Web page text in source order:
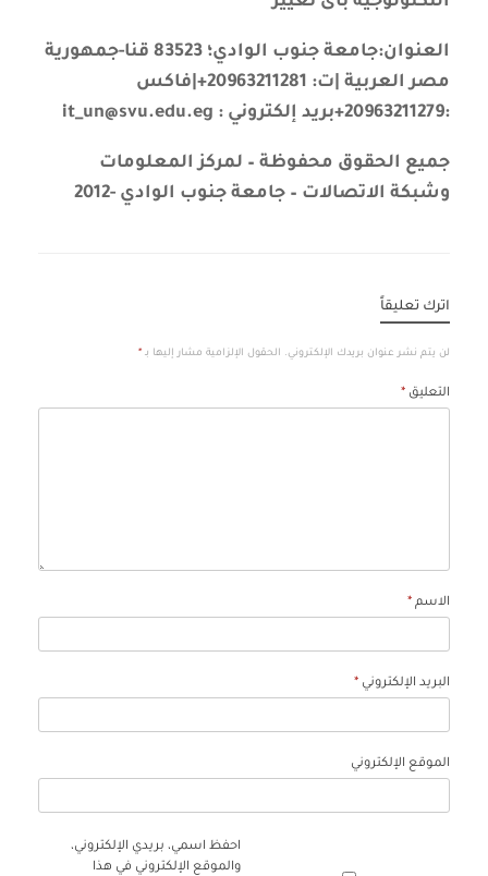
العنوان:جامعة جنوب الوادي؛ 83523 قنا-جمهورية
مصر العربية |ت: 20963211281+|فاكس
:20963211279+بريد إلكتروني : it_un@svu.edu.eg
جميع الحقوق محفوظة – لمركز المعلومات
وشبكة الاتصالات – جامعة جنوب الوادي -2012
اترك تعليقاً
لن يتم نشر عنوان بريدك الإلكتروني. الحقول الإلزامية مشار إليها بـ *
التعليق *
الاسم *
البريد الإلكتروني *
الموقع الإلكتروني
احفظ اسمي، بريدي الإلكتروني،
والموقع الإلكتروني في هذا